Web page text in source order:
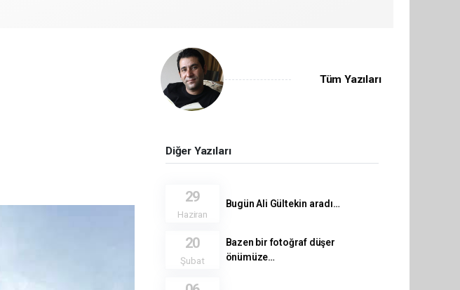
Tüm Yazıları
Diğer Yazıları
29
Haziran
Bugün Ali Gültekin aradı…
20
Şubat
Bazen bir fotoğraf düşer
önümüze…